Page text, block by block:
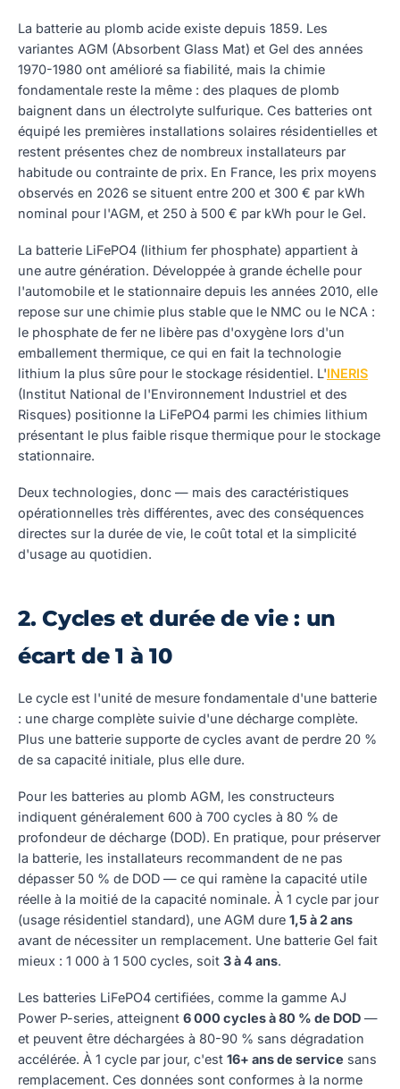
La batterie au plomb acide existe depuis 1859. Les
variantes AGM (Absorbent Glass Mat) et Gel des années
1970-1980 ont amélioré sa fiabilité, mais la chimie
fondamentale reste la même : des plaques de plomb
baignent dans un électrolyte sulfurique. Ces batteries ont
équipé les premières installations solaires résidentielles et
restent présentes chez de nombreux installateurs par
habitude ou contrainte de prix. En France, les prix moyens
observés en 2026 se situent entre 200 et 300 € par kWh
nominal pour l'AGM, et 250 à 500 € par kWh pour le Gel.
La batterie LiFePO4 (lithium fer phosphate) appartient à
une autre génération. Développée à grande échelle pour
l'automobile et le stationnaire depuis les années 2010, elle
repose sur une chimie plus stable que le NMC ou le NCA :
le phosphate de fer ne libère pas d'oxygène lors d'un
emballement thermique, ce qui en fait la technologie
lithium la plus sûre pour le stockage résidentiel. L'INERIS
(Institut National de l'Environnement Industriel et des
Risques) positionne la LiFePO4 parmi les chimies lithium
présentant le plus faible risque thermique pour le stockage
stationnaire.
Deux technologies, donc — mais des caractéristiques
opérationnelles très différentes, avec des conséquences
directes sur la durée de vie, le coût total et la simplicité
d'usage au quotidien.
2. Cycles et durée de vie : un
écart de 1 à 10
Le cycle est l'unité de mesure fondamentale d'une batterie
: une charge complète suivie d'une décharge complète.
Plus une batterie supporte de cycles avant de perdre 20 %
de sa capacité initiale, plus elle dure.
Pour les batteries au plomb AGM, les constructeurs
indiquent généralement 600 à 700 cycles à 80 % de
profondeur de décharge (DOD). En pratique, pour préserver
la batterie, les installateurs recommandent de ne pas
dépasser 50 % de DOD — ce qui ramène la capacité utile
réelle à la moitié de la capacité nominale. À 1 cycle par jour
(usage résidentiel standard), une AGM dure 1,5 à 2 ans
avant de nécessiter un remplacement. Une batterie Gel fait
mieux : 1 000 à 1 500 cycles, soit 3 à 4 ans.
Les batteries LiFePO4 certifiées, comme la gamme AJ
Power P-series, atteignent 6 000 cycles à 80 % de DOD —
et peuvent être déchargées à 80-90 % sans dégradation
accélérée. À 1 cycle par jour, c'est 16+ ans de service sans
remplacement. Ces données sont conformes à la norme